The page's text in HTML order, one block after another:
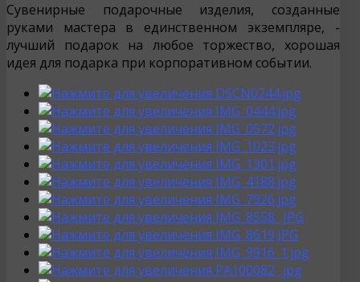
Сувенирные подарочные изделия, созданные
руками мастера в единственном экземпляре, -
лучший подарок на любое торжество, хорошая
идея для подарка при корпоративном событии.